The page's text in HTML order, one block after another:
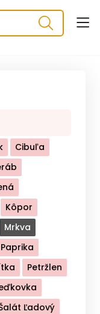
Cibuľa
Kôpor
Mrkva
Paprika
Petržlen
Ľadový